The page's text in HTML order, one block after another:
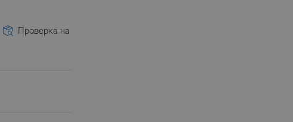
Проверка на